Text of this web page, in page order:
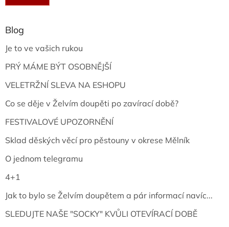
Blog
Je to ve vašich rukou
PRÝ MÁME BÝT OSOBNĚJŠÍ
VELETRŽNÍ SLEVA NA ESHOPU
Co se děje v Želvím doupěti po zavírací době?
FESTIVALOVÉ UPOZORNĚNÍ
Sklad děských věcí pro pěstouny v okrese Mělník
O jednom telegramu
4+1
Jak to bylo se Želvím doupětem a pár informací navíc...
SLEDUJTE NAŠE "SOCKY" KVŮLI OTEVÍRACÍ DOBĚ